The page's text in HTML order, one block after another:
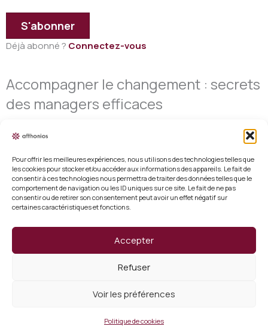
Pour offrir les meilleures expériences, nous utilisons des technologies telles que
les cookies pour stocker et/ou accéder aux informations des appareils. Le fait de
consentir à ces technologies nous permettra de traiter des données telles que le
comportement de navigation ou les ID uniques sur ce site. Le fait de ne pas
consentir ou de retirer son consentement peut avoir un effet négatif sur
certaines caractéristiques et fonctions.
Accepter
Refuser
Voir les préférences
Politique de cookies
S'abonner
Déjà abonné ? Connectez-vous
Accompagner le changement : secrets
des managers efficaces
Copyright 2026 Afthonios
Mentions légales
Conditions générales de vente